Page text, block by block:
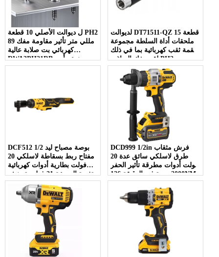
ل ديوالت الأصلي 10 قطعة PH2
89 مللي متر تأثير مقاومة مفك
كهربائي بت صلابة عالية
DWA3PH21RB مع نوع رأس
فيليبس
لديوالت DT71511-QZ 15 قطعة
ملحقات أداة السلطة مجموعة
لقمة ثقب كهربائية بما في ذلك
لقم مفك البراغي PH2
للاستخدام المريح
DCF512 1/2 بوصة مصباح ليد
مفتاح ربط بسقاطة لاسلكي 20
فولت بطارية أدوات كهربائية
متغيرة السرعة 21 فولت تصنيف
مفتاح ربط كهربائي بدون فرش
DCD999 1/2in فرش مثقاب
طرق لاسلكي سائق عدة 20
فولت أدوات مطرقة تأثير الحفر
2000 دورة في الدقيقة 126NM
محرك متغير